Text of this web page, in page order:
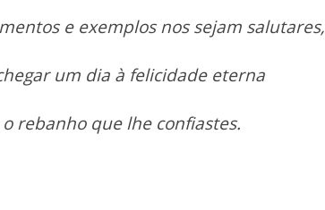
e exemplos nos sejam salutares,
um dia à felicidade eterna
rebanho que lhe confiastes.